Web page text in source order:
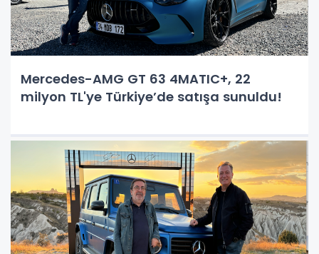
Mercedes-AMG GT 63 4MATIC+, 22
milyon TL'ye Türkiye’de satışa sunuldu!